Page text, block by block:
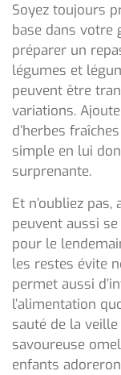
Soyez toujours
base dans votre
préparer un
légumes et
peuvent être
variations.
d’herbes
simple en lui
surprenante.
Et n’oubliez
peuvent aussi
pour le
les restes évite
permet aussi
l’alimentation
sauté de la veille
savoureuse
enfants